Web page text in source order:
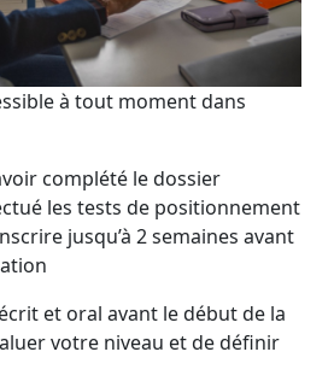
à tout moment dans
complété le dossier
les tests de positionnement
jusqu’à 2 semaines avant
et oral avant le début de la
votre niveau et de définir